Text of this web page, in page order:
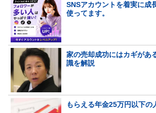
SNSアカウントを着実に成
使ってます。
家の売却成功にはカギがあ
識を解説
もらえる年金25万円以下の